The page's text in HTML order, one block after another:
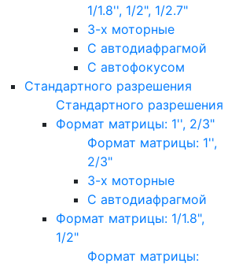
1/1.8'', 1/2", 1/2.7"
3-х моторные
С автодиафрагмой
С автофокусом
Стандартного разрешения
Стандартного разрешения
Формат матрицы: 1'', 2/3"
Формат матрицы: 1'',
2/3"
3-х моторные
С автодиафрагмой
Формат матрицы: 1/1.8",
1/2"
Формат матрицы: